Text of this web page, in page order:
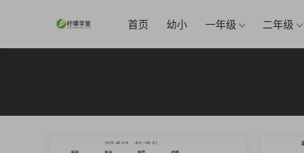
首页 幼小 一年级 二年级